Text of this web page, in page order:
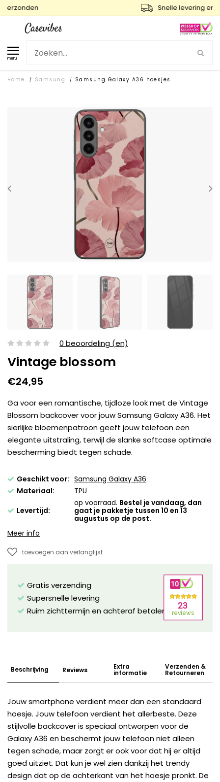
Snelle levering en gratis ruilen
menu
Home / Samsung / Samsung Galaxy A36 hoesjes
0 beoordeling (en)
Vintage blossom
€24,95
Ga voor een romantische, tijdloze look met de Vintage
Blossom backcover voor jouw Samsung Galaxy A36. Het
sierlijke bloemenpatroon geeft jouw telefoon een
elegante uitstraling, terwijl de slanke softcase optimale
bescherming biedt tegen schade.
Geschikt voor: Samsung Galaxy A36
Materiaal:
TPU
Levertijd:
op voorraad. Bestel je vandaag, dan
gaat je pakketje tussen 10 en 13
augustus op de post.
Meer info
toevoegen aan verlanglijst
Gratis verzending
Supersnelle levering
Ruim zichttermijn en achteraf betalen mogelijk!
Beschrijving Reviews Extra
informatie
Verzenden &
Retourneren
Jouw smartphone verdient meer dan een standaard
hoesje. Jouw telefoon verdient het allerbeste. Deze
stijlvolle backcover is speciaal ontworpen voor de
Galaxy A36 en beschermt jouw telefoon niet alleen
tegen schade, maar zorgt er ook voor dat hij er altijd
goed uitziet. Dat kun je wel zien dankzij het trendy
design dat op de achterkant van het hoesje pronkt. De